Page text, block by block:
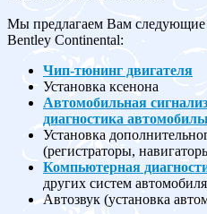
Мы предлагаем Вам следующие
Bentley Continental:
Чип-тюнинг двигателя
Установка ксенона
Автомобильная
диагностика
Установка
(регистраторы,
Компьютерная
других систем
Автозвук (установка